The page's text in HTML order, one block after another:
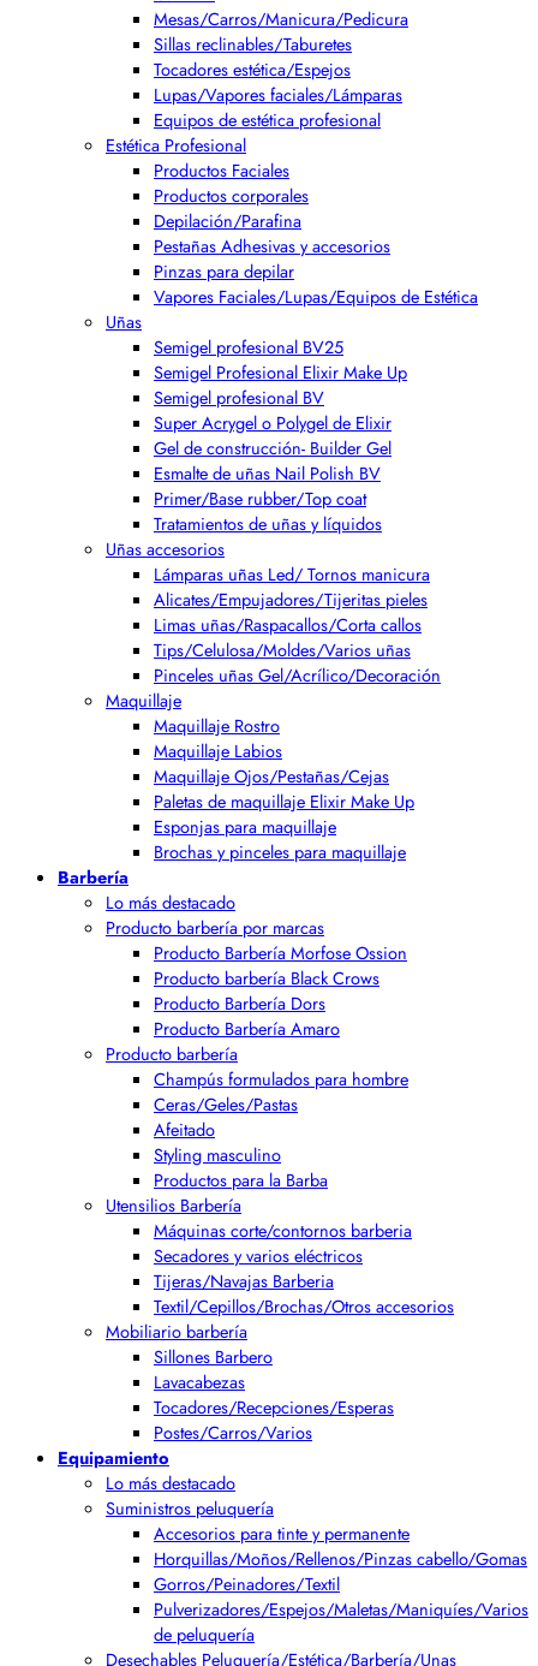
Mesas/Carros/Manicura/Pedicura
Sillas reclinables/Taburetes
Tocadores estética/Espejos
Lupas/Vapores faciales/Lámparas
Equipos de estética profesional
Estética Profesional
Productos Faciales
Productos corporales
Depilación/Parafina
Pestañas Adhesivas y accesorios
Pinzas para depilar
Vapores Faciales/Lupas/Equipos de Estética
Uñas
Semigel profesional BV25
Semigel Profesional Elixir Make Up
Semigel profesional BV
Super Acrygel o Polygel de Elixir
Gel de construcción- Builder Gel
Esmalte de uñas Nail Polish BV
Primer/Base rubber/Top coat
Tratamientos de uñas y líquidos
Uñas accesorios
Lámparas uñas Led/ Tornos manicura
Alicates/Empujadores/Tijeritas pieles
Limas uñas/Raspacallos/Corta callos
Tips/Celulosa/Moldes/Varios uñas
Pinceles uñas Gel/Acrílico/Decoración
Maquillaje
Maquillaje Rostro
Maquillaje Labios
Maquillaje Ojos/Pestañas/Cejas
Paletas de maquillaje Elixir Make Up
Esponjas para maquillaje
Brochas y pinceles para maquillaje
Barbería
Lo más destacado
Producto barbería por marcas
Producto Barbería Morfose Ossion
Producto barbería Black Crows
Producto Barbería Dors
Producto Barbería Amaro
Producto barbería
Champús formulados para hombre
Ceras/Geles/Pastas
Afeitado
Styling masculino
Productos para la Barba
Utensilios Barbería
Máquinas corte/contornos barberia
Secadores y varios eléctricos
Tijeras/Navajas Barberia
Textil/Cepillos/Brochas/Otros accesorios
Mobiliario barbería
Sillones Barbero
Lavacabezas
Tocadores/Recepciones/Esperas
Postes/Carros/Varios
Equipamiento
Lo más destacado
Suministros peluquería
Accesorios para tinte y permanente
Horquillas/Moños/Rellenos/Pinzas cabello/Gomas
Gorros/Peinadores/Textil
Pulverizadores/Espejos/Maletas/Maniquíes/Varios
de peluquería
Desechables Peluquería/Estética/Barbería/Unas